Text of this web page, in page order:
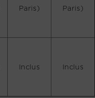
Paris)
Paris)
Inclus Inclus